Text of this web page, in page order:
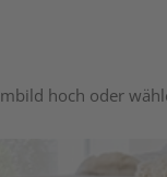
hoch oder